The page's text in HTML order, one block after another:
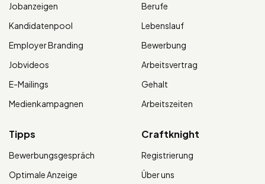
Jobanzeigen
Kandidatenpool
Employer Branding
Jobvideos
E-Mailings
Medienkampagnen
Berufe
Lebenslauf
Bewerbung
Arbeitsvertrag
Gehalt
Arbeitszeiten
Tipps
Bewerbungsgespräch
Optimale Anzeige
Craftknight
Registrierung
Über uns